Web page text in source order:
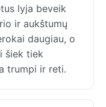
lyja beveik
ir aukštumų
daugiau, o
šiek tiek
trumpi ir reti.